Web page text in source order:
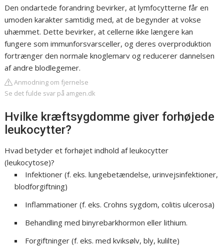
Den ondartede forandring bevirker, at lymfocytterne får en
umoden karakter samtidig med, at de begynder at vokse
uhæmmet. Dette bevirker, at cellerne ikke længere kan
fungere som immunforsvarsceller, og deres overproduktion
fortrænger den normale knoglemarv og reducerer dannelsen
af andre blodlegemer.
Anmodning om fjernelse
Se det fulde svar på amgen.dk
Hvilke kræftsygdomme giver forhøjede
leukocytter?
Hvad betyder et forhøjet indhold af leukocytter
(leukocytose)?
Infektioner (f. eks. lungebetændelse, urinvejsinfektioner,
blodforgiftning)
Inflammationer (f. eks. Crohns sygdom, colitis ulcerosa)
Behandling med binyrebarkhormon eller lithium.
Forgiftninger (f. eks. med kviksølv, bly, kulilte)